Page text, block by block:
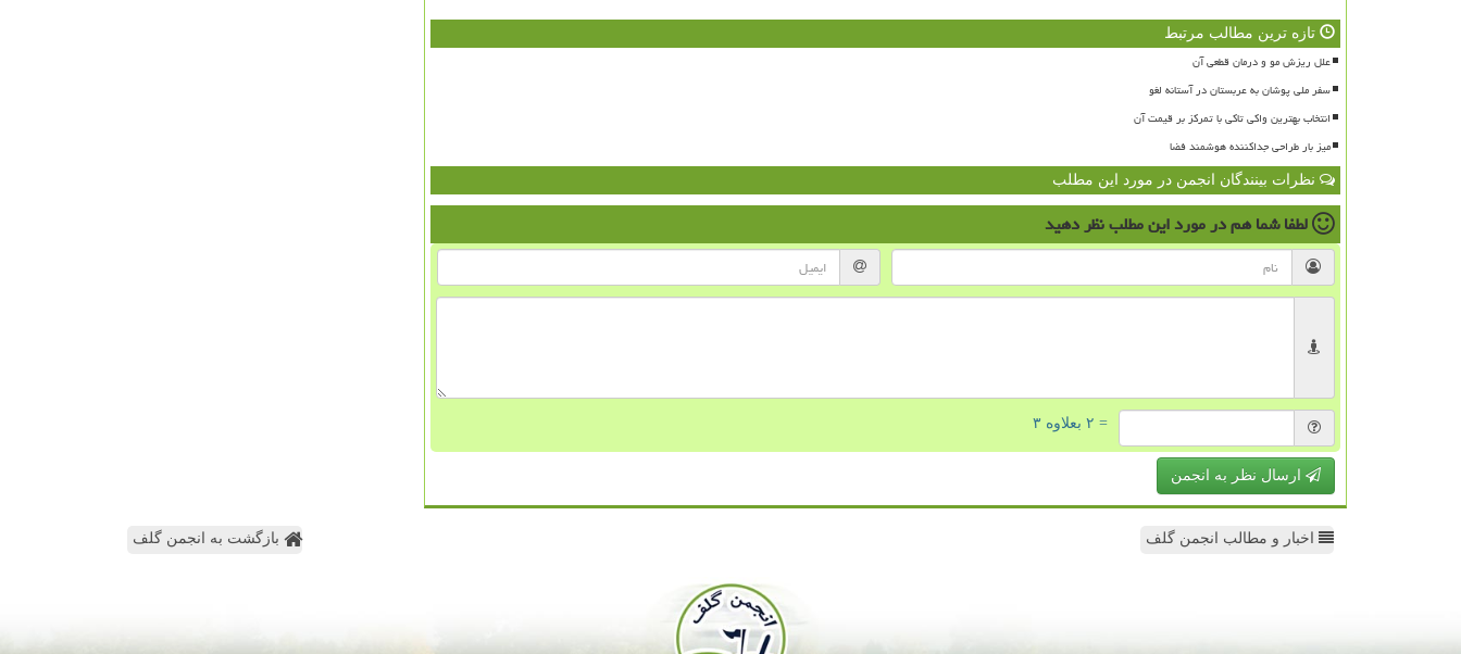
تازه ترین مطالب مرتبط
علل ریزش مو و درمان قطعی آن
سفر ملی پوشان به عربستان در آستانه لغو
انتخاب بهترین واکی تاکی با تمرکز بر قیمت آن
میز بار طراحی جداکننده هوشمند فضا
نظرات بینندگان انجمن در مورد این مطلب
لطفا شما همدر مورد این مطلبنظر دهید
= ۲ بعلاوه ۳
ارسال نظر به انجمن
اخبار و مطالب انجمن گلف بازگشت به انجمن گلف